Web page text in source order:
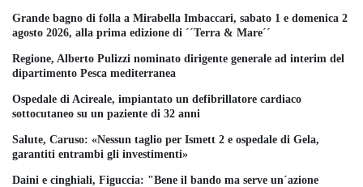
Grande bagno di folla a Mirabella Imbaccari, sabato 1 e domenica 2
agosto 2026, alla prima edizione di ´´Terra & Mare´´
Regione, Alberto Pulizzi nominato dirigente generale ad interim del
dipartimento Pesca mediterranea
Ospedale di Acireale, impiantato un defibrillatore cardiaco
sottocutaneo su un paziente di 32 anni
Salute, Caruso: «Nessun taglio per Ismett 2 e ospedale di Gela,
garantiti entrambi gli investimenti»
Daini e cinghiali, Figuccia: "Bene il bando ma serve un´azione